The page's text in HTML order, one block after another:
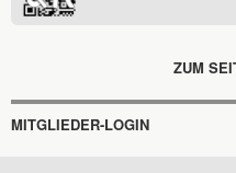
ZUM
MITGLIEDER-LOGIN